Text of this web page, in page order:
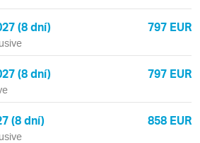
(8 dní) 797 EUR
(8 dní) 797 EUR
(8 dní) 858 EUR